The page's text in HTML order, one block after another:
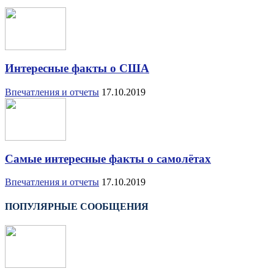
Интересные факты о США
Впечатления и отчеты 17.10.2019
Самые интересные факты о самолётах
Впечатления и отчеты 17.10.2019
ПОПУЛЯРНЫЕ СООБЩЕНИЯ